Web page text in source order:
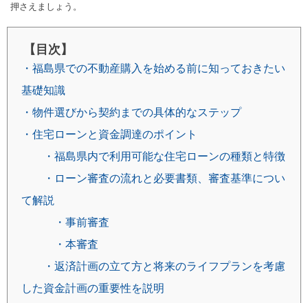
押さえましょう。
【目次】
・福島県での不動産購入を始める前に知っておきたい
基礎知識
・物件選びから契約までの具体的なステップ
・住宅ローンと資金調達のポイント
・福島県内で利用可能な住宅ローンの種類と特徴
・ローン審査の流れと必要書類、審査基準につい
て解説
・事前審査
・本審査
・返済計画の立て方と将来のライフプランを考慮
した資金計画の重要性を説明